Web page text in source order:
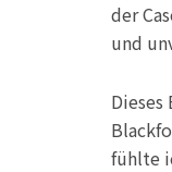
der
und
fühlte